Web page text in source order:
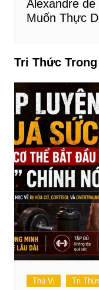
Alexandre
Muốn Thực
Tri Thức
Thú Vị Tri